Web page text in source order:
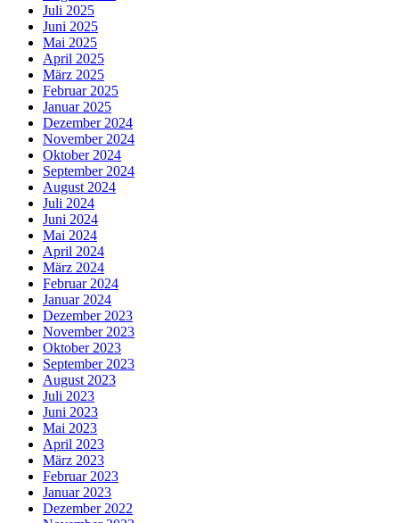
Juli 2025
Juni 2025
Mai 2025
April 2025
März 2025
Februar 2025
Januar 2025
Dezember 2024
November 2024
Oktober 2024
September 2024
August 2024
Juli 2024
Juni 2024
Mai 2024
April 2024
März 2024
Februar 2024
Januar 2024
Dezember 2023
November 2023
Oktober 2023
September 2023
August 2023
Juli 2023
Juni 2023
Mai 2023
April 2023
März 2023
Februar 2023
Januar 2023
Dezember 2022